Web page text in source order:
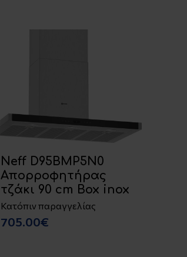
Neff D95BMP5N0
Απορροφητήρας
τζάκι 90 cm Box inox
Κατόπιν παραγγελίας
705.00€